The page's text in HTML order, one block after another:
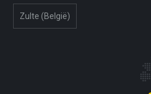
Zulte (België)